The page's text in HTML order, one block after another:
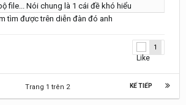
file... Nói chung là 1 cái đề khó hiểu
tìm được trên diễn đàn đó anh
1
KẾ TIẾP
Trang 1 trên 2